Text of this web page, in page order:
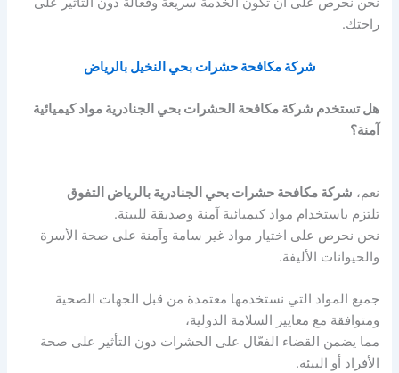
راحتك.
شركة مكافحة حشرات بحي النخيل بالرياض
هل تستخدم شركة مكافحة الحشرات بحي الجنادرية مواد كيميائية
آمنة؟
نعم، شركة مكافحة حشرات بحي الجنادرية بالرياض التفوق
تلتزم باستخدام مواد كيميائية آمنة وصديقة للبيئة.
نحن نحرص على اختيار مواد غير سامة وآمنة على صحة الأسرة
والحيوانات الأليفة.
جميع المواد التي نستخدمها معتمدة من قبل الجهات الصحية
ومتوافقة مع معايير السلامة الدولية،
مما يضمن القضاء الفعّال على الحشرات دون التأثير على صحة
الأفراد أو البيئة.